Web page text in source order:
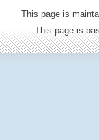
This page is
This page is